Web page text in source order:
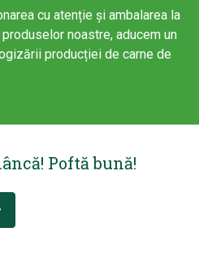
cu atenție și ambalarea la
noastre, aducem un
producției de carne de
Poftă bună!